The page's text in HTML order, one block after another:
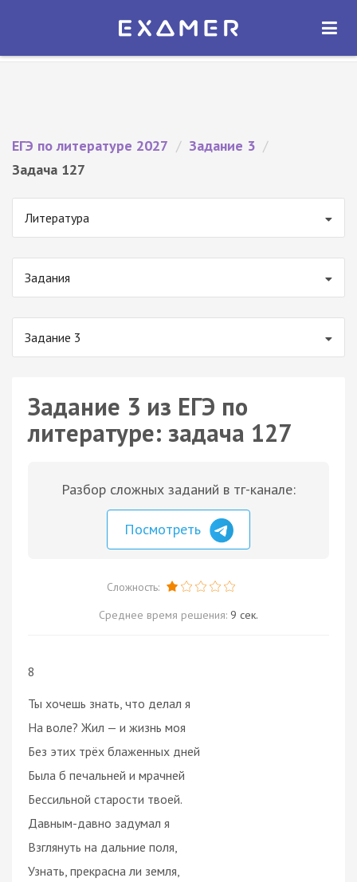
Экзамер — ЕГЭ 2027
ОТКРЫТЬ
ЕГЭ по литературе 2027 / Задание 3 /
Задача 127
Литература
Задания
Задание 3
Задание 3 из ЕГЭ по
литературе: задача 127
Разбор сложных заданий в тг-канале:
Посмотреть
Сложность:
Среднее время решения: 9 сек.
8
Ты хочешь знать, что делал я
На воле? Жил — и жизнь моя
Без этих трёх блаженных дней
Была б печальней и мрачней
Бессильной старости твоей.
Давным-давно задумал я
Взглянуть на дальние поля,
Узнать, прекрасна ли земля,